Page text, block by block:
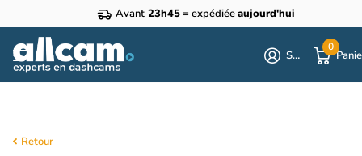
Avant 23h45= expédiéeaujourd'hui
S'identifier
0
Retour